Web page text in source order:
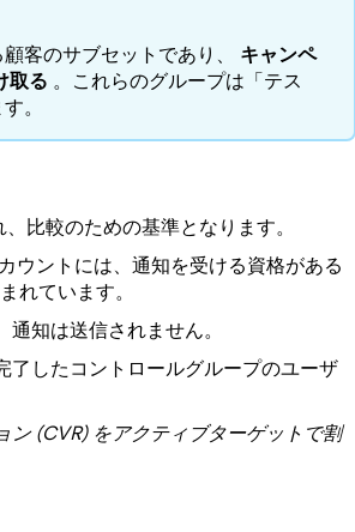
客のサブセットであり、 キャンペ
取る 。これらのグループは「テス
。
比較のための基準となります。
カウントには、通知を受ける資格がある
れています。
知は送信されません。
了したコントロールグループのユーザ
ン (CVR) をアクティブターゲットで割